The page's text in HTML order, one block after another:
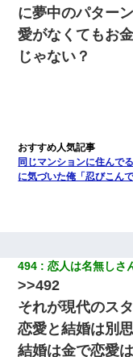
に夢中のパター
愛がなくてもお
じゃない？
同じマンションに住んで
に気づいた俺「忍びこん
494 恋人は名無しさ
>>492
それが現代のス
恋愛と結婚は別
結婚は金で恋愛